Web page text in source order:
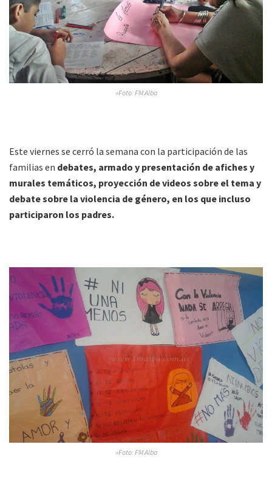
»Foto: FM Alba
Este viernes se cerró la semana con la participación de las
familias en debates, armado y presentación de afiches y
murales temáticos, proyección de videos sobre el tema y
debate sobre la violencia de género, en los que incluso
participaron los padres.
»Foto: FM Alba